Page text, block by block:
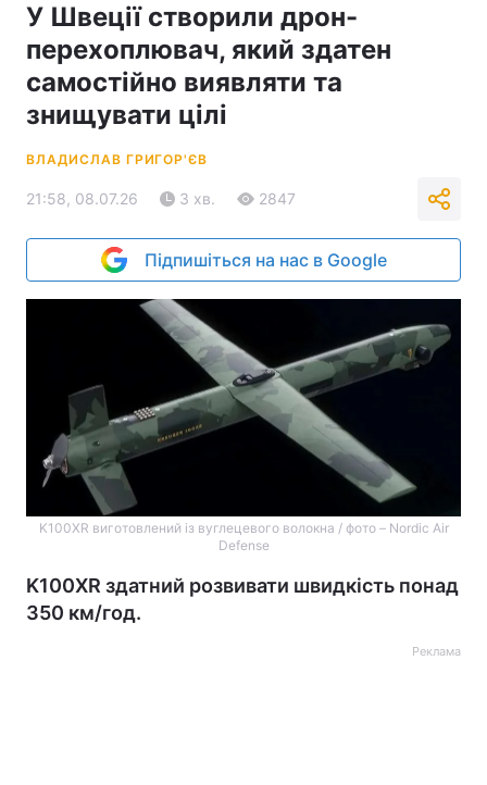
У Швеції створили дрон-
перехоплювач, який здатен
самостійно виявляти та
знищувати цілі
ВЛАДИСЛАВ ГРИГОР'ЄВ
21:58, 08.07.26 3 хв. 2847
Підпишіться на нас в Google
K100XR виготовлений із вуглецевого волокна / фото – Nordic Air
Defense
K100XR здатний розвивати швидкість понад
350 км/год.
Реклама